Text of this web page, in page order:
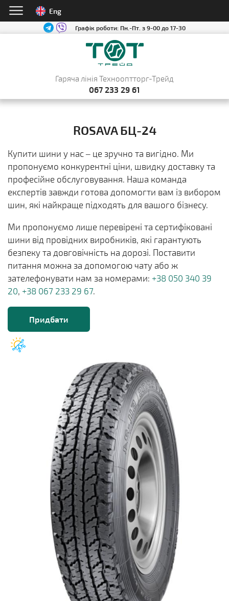
Eng
Графік роботи: Пн.-Пт. з 9-00 до 17-30
Гаряча лінія Технооптторг-Трейд
067 233 29 61
ROSAVA БЦ-24
Купити шини у нас – це зручно та вигідно. Ми
пропонуємо конкурентні ціни, швидку доставку та
професійне обслуговування. Наша команда
експертів завжди готова допомогти вам із вибором
шин, які найкраще підходять для вашого бізнесу.
Ми пропонуємо лише перевірені та сертифіковані
шини від провідних виробників, які гарантують
безпеку та довговічність на дорозі. Поставити
питання можна за допомогою чату або ж
зателефонувати нам за номерами: +38 050 340 39
20, +38 067 233 29 67.
Придбати